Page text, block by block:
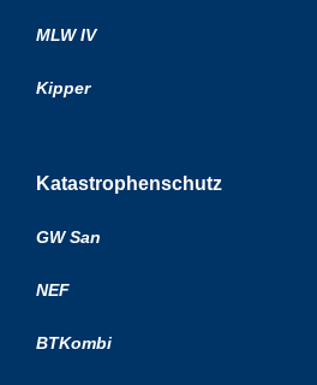
MLW IV
Kipper
Katastrophenschutz
GW San
NEF
BTKombi